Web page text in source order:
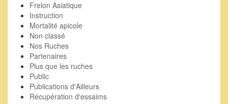
Frelon Asiatique
Instruction
Mortalité apicole
Non classé
Nos Ruches
Partenaires
Plus que les ruches
Public
Publications d'Ailleurs
Récupération d'essaims